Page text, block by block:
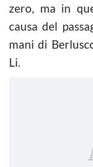
zero, ma in
causa del
mani di
Li.